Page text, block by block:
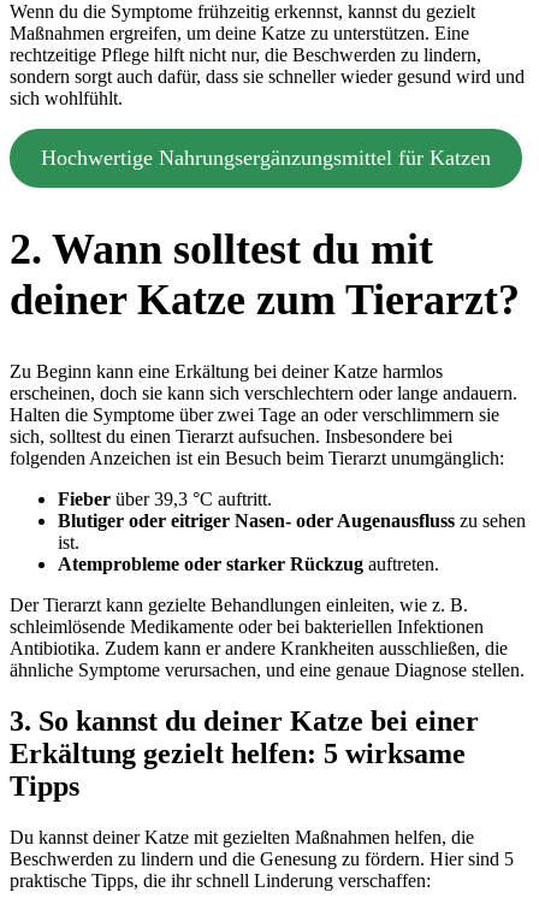
Wenn du die Symptome frühzeitig erkennst, kannst du gezielt
Maßnahmen ergreifen, um deine Katze zu unterstützen. Eine
rechtzeitige Pflege hilft nicht nur, die Beschwerden zu lindern,
sondern sorgt auch dafür, dass sie schneller wieder gesund wird und
sich wohlfühlt.
Hochwertige Nahrungsergänzungsmittel für Katzen
2. Wann solltest du mit
deiner Katze zum Tierarzt?
Zu Beginn kann eine Erkältung bei deiner Katze harmlos
erscheinen, doch sie kann sich verschlechtern oder lange andauern.
Halten die Symptome über zwei Tage an oder verschlimmern sie
sich, solltest du einen Tierarzt aufsuchen. Insbesondere bei
folgenden Anzeichen ist ein Besuch beim Tierarzt unumgänglich:
Fieber über 39,3 °C auftritt.
Blutiger oder eitriger Nasen- oder Augenausfluss zu sehen
ist.
Atemprobleme oder starker Rückzug auftreten.
Der Tierarzt kann gezielte Behandlungen einleiten, wie z. B.
schleimlösende Medikamente oder bei bakteriellen Infektionen
Antibiotika. Zudem kann er andere Krankheiten ausschließen, die
ähnliche Symptome verursachen, und eine genaue Diagnose stellen.
3. So kannst du deiner Katze bei einer
Erkältung gezielt helfen: 5 wirksame
Tipps
Du kannst deiner Katze mit gezielten Maßnahmen helfen, die
Beschwerden zu lindern und die Genesung zu fördern. Hier sind 5
praktische Tipps, die ihr schnell Linderung verschaffen: